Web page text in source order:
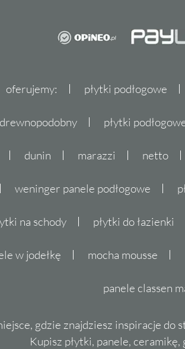
oferujemy: płytki podłogowe
płytki
dunin marazzi netto
weninger panele podłogowe
na schody płytki do łazienki
w jodełkę mocha mousse
panele classen
gdzie znajdziesz inspiracje do
Kupisz płytki, panele,